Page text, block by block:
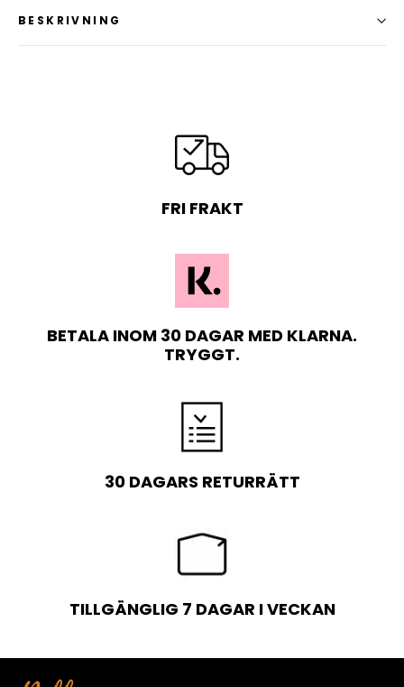
BESKRIVNING
FRI FRAKT
BETALA INOM 30 DAGAR MED KLARNA.
TRYGGT.
30 DAGARS RETURRÄTT
TILLGÄNGLIG 7 DAGAR I VECKAN